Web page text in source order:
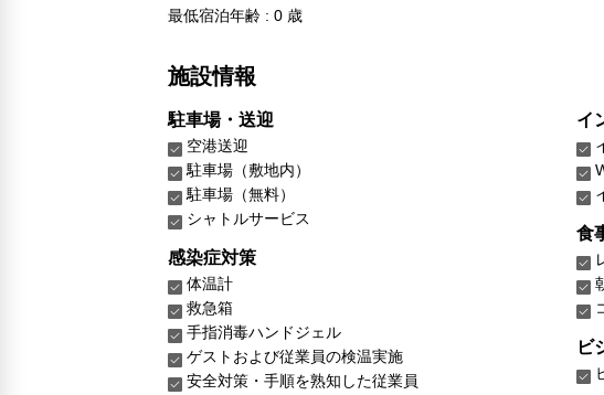
最低宿泊年齢 : 0 歳
施設情報
駐車場・送迎
空港送迎
駐車場（敷地内）
駐車場（無料）
シャトルサービス
感染症対策
体温計
救急箱
手指消毒ハンドジェル
ゲストおよび従業員の検温実施
安全対策・手順を熟知した従業員
イ
食
ビ